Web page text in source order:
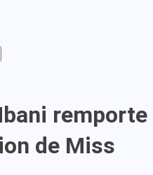
remporte
de Miss